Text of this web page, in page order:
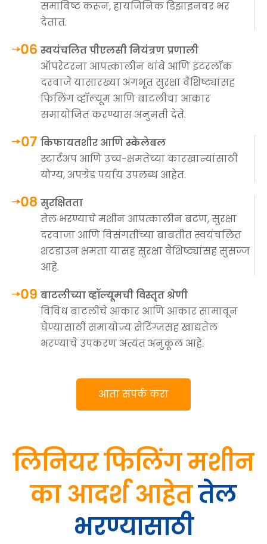
समाविष्ट करून, हायजिनिक डिझाइनवर भर
देतात.
स्वयंचलित पीएलसी नियंत्रण प्रणाली
ऑपरेटरना आपत्कालीन थांबे आणि इंटरलॉक
दरवाजे यासारख्या अंगभूत सुरक्षा वैशिष्ट्यांसह
फिलिंग व्हॉल्यूम आणि बाटलीचा आकार
समायोजित करण्यास अनुमती देते.
किफायतशीर आणि स्केलेबल
स्टार्टअप आणि उच्च-क्षमतेच्या कारखान्यांसाठी
योग्य, अपग्रेड पर्याय उपलब्ध आहेत.
सुरक्षितता
तेल भरण्याचे मशीन आपत्कालीन बटण, सुरक्षा
दरवाजा आणि विसंगतींच्या बाबतीत स्वयंचलित
शटडाउन क्षमता यासह सुरक्षा वैशिष्ट्यांसह सुसज्ज
आहे.
बाटलीच्या व्हॉल्यूमची विस्तृत श्रेणी
विविध बाटलीचे आकार आणि आकार सामावून
घेण्यासाठी समायोज्य सेटिंग्जसह खाद्यतेल
भरण्याचे उपकरण अत्यंत अनुकूल आहे.
आता संपर्क करा
लिनियर फिलिंग मशीन
का आदर्श आहेततेल
भरण्यासाठी